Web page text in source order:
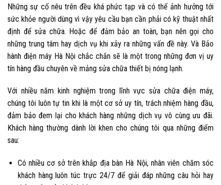
Những sự cố nêu trên đều khá phức tạp và có thể ảnh hưởng tới
sức khỏe người dùng vì vậy yêu cầu bạn cần phải có kỹ thuật nhất
định để sửa chữa. Hoặc để đảm bảo an toàn, bạn nên gọi cho
những trung tâm hay dịch vụ khi xảy ra những vấn đề này. Và Bảo
hành điện máy Hà Nội chắc chắn sẽ là một trong những đơn vị uy
tín hàng đầu chuyên về mảng sửa chữa thiết bị nóng lạnh.
Với nhiều năm kinh nghiệm trong lĩnh vực sửa chữa điện máy,
chúng tôi luôn tự tin khi là một cơ sở uy tín, trách nhiệm hàng đầu,
đảm bảo đem lại cho khách hàng những dịch vụ vô cùng ưu đãi.
Khách hàng thường dành lời khen cho chúng tôi qua những điểm
sau:
Có nhiều cơ sở trên khắp địa bàn Hà Nội, nhân viên chăm sóc
khách hàng luôn túc trực 24/7 để giải đáp những câu hỏi hay